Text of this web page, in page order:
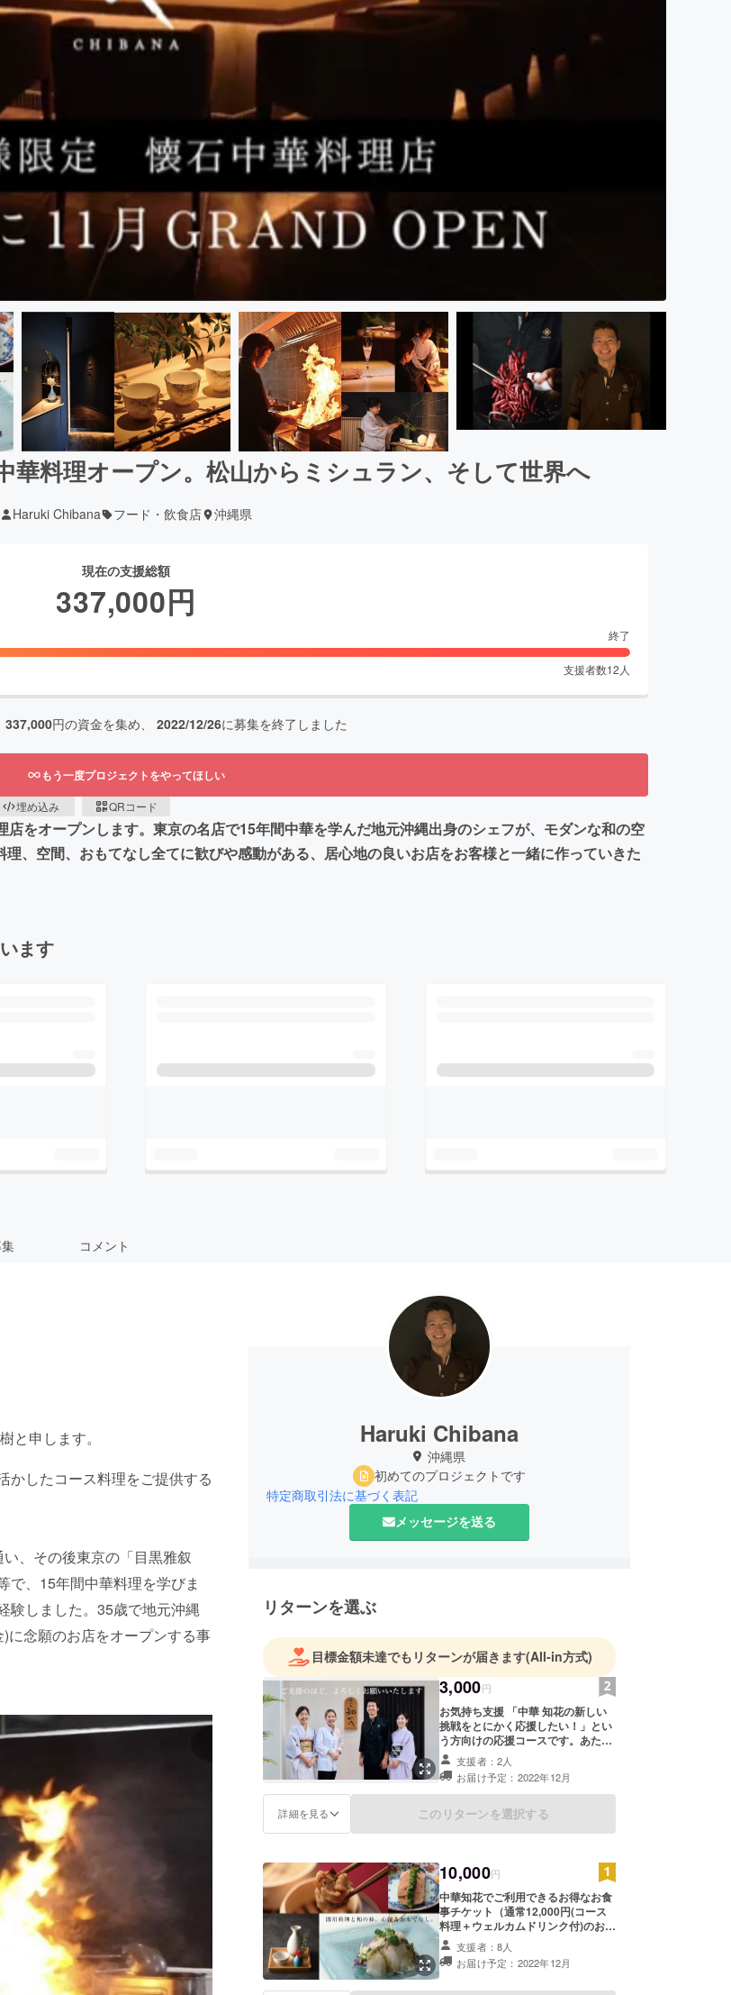
華料理オープン。松山からミシュラン、そして世界へ
Haruki Chibana フード・飲食店 沖縄県
現在の支援総額
337,000円
終了
支援者数12 人
337,000円の資金を集め、 2022/12/26に募集を終了しました
もう一度プロジェクトをやってほしい
埋め込み QRコード
をオープンします。東京の名店で15年間中華を学んだ地元沖縄出身のシェフが、モダンな和の空
、空間、おもてなし全てに歓びや感動がある、居心地の良いお店をお客様と一緒に作っていきた
ます
コメント
と申します。
かしたコース料理をご提供する
、その後東京の「目黒雅叙
で、15年間中華料理を学びま
験しました。35歳で地元沖縄
に念願のお店をオープンする事
Haruki Chibana
沖縄県
初めてのプロジェクトです
特定商取引法に基づく表記
メッセージを送る
リターンを選ぶ
目標金額未達でもリターンが届きます(All-in方式)
3,000円
お気持ち支援 「中華 知花の新しい
挑戦をとにかく応援したい！」とい
う方向けの応援コースです。あたた
かいご支援、宜しくお願いします！
感謝の気持ちはお礼のハガキにて手
書きメッセージを添えてお伝えしま
す。 ・受け渡し方法：ハガキでお送
りします。
支援者：2人
お届け予定：2022年12月
詳細を見る このリターンを選択する
10,000円
中華知花でご利用できるお得なお食
事チケット（通常12,000円(コース
料理＋ウェルカムドリンク付)のお料
理が10,000円） ・有効期限：2022
年12月〜2023年5月（日曜を除く）
・受け渡し方法：メールでお送りし
支援者：8人
お届け予定：2022年12月